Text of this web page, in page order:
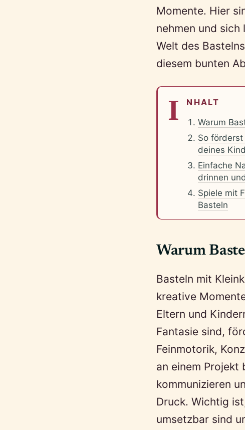
Momente. Hier
nehmen und
Welt des
diesem bunten
I
NHALT
Warum
So
deines
Einfache
drinnen
Spiele mit
Basteln
Warum
Basteln mit
kreative
Eltern und
Fantasie sind,
Feinmotorik,
an einem Projekt
kommunizieren
Druck. Wichtig
umsetzbar sind